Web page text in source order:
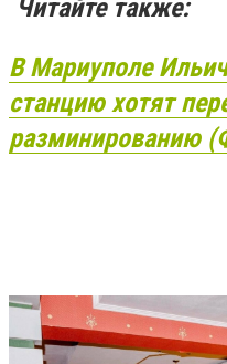
Читайте также:
В Мариуполе
станцию хотят
разминированию